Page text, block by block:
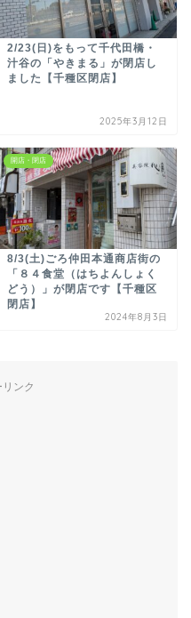
2/23(日)をもって千代田橋・
汁谷の「やきまる」が閉店し
ました【千種区閉店】
2025年3月12日
開店・閉店
8/3(土)ごろ仲田本通商店街の
「８４食堂（はちよんしょく
どう）」が閉店です【千種区
閉店】
2024年8月3日
ンク